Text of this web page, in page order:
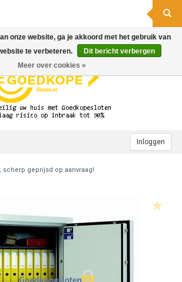
Inloggen
scherp geprijsd op aanvraag!
onze website, ga je akkoord met het gebruik van
te verbeteren.
Dit bericht verbergen
Meer over cookies »